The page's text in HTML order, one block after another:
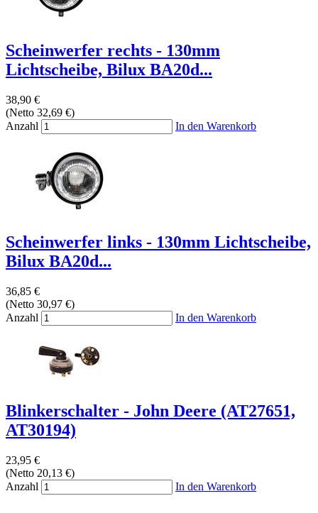
Scheinwerfer rechts - 130mm
Lichtscheibe, Bilux BA20d...
38,90 €
(Netto 32,69 €)
Anzahl
In den Warenkorb
Scheinwerfer links - 130mm Lichtscheibe,
Bilux BA20d...
36,85 €
(Netto 30,97 €)
Anzahl
In den Warenkorb
Blinkerschalter - John Deere (AT27651,
AT30194)
23,95 €
(Netto 20,13 €)
Anzahl
In den Warenkorb